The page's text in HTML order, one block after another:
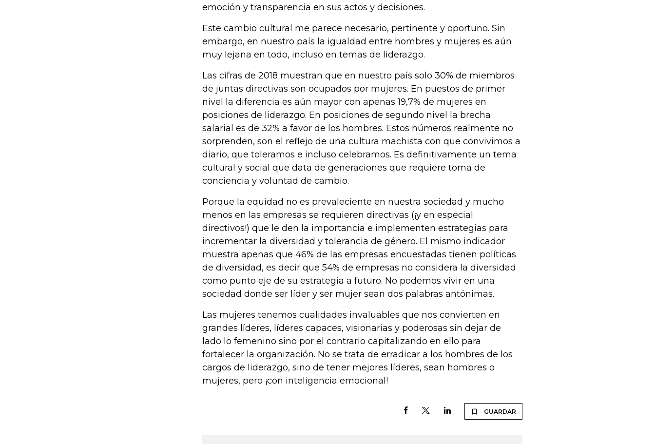
emoción y transparencia en sus actos y decisiones.
Este cambio cultural me parece necesario, pertinente y oportuno. Sin
embargo, en nuestro país la igualdad entre hombres y mujeres es aún
muy lejana en todo, incluso en temas de liderazgo.
Las cifras de 2018 muestran que en nuestro país solo 30% de miembros
de juntas directivas son ocupados por mujeres. En puestos de primer
nivel la diferencia es aún mayor con apenas 19,7% de mujeres en
posiciones de liderazgo. En posiciones de segundo nivel la brecha
salarial es de 32% a favor de los hombres. Estos números realmente no
sorprenden, son el reflejo de una cultura machista con que convivimos a
diario, que toleramos e incluso celebramos. Es definitivamente un tema
cultural y social que data de generaciones que requiere toma de
conciencia y voluntad de cambio.
Porque la equidad no es prevaleciente en nuestra sociedad y mucho
menos en las empresas se requieren directivas (¡y en especial
directivos!) que le den la importancia e implementen estrategias para
incrementar la diversidad y tolerancia de género. El mismo indicador
muestra apenas que 46% de las empresas encuestadas tienen políticas
de diversidad, es decir que 54% de empresas no considera la diversidad
como punto eje de su estrategia a futuro. No podemos vivir en una
sociedad donde ser líder y ser mujer sean dos palabras antónimas.
Las mujeres tenemos cualidades invaluables que nos convierten en
grandes líderes, líderes capaces, visionarias y poderosas sin dejar de
lado lo femenino sino por el contrario capitalizando en ello para
fortalecer la organización. No se trata de erradicar a los hombres de los
cargos de liderazgo, sino de tener mejores líderes, sean hombres o
mujeres, pero ¡con inteligencia emocional!
GUARDAR